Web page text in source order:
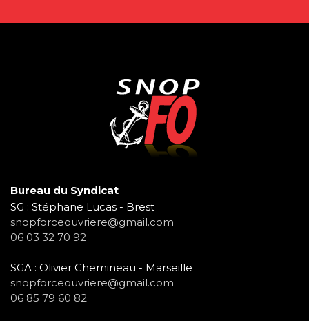
Bureau du Syndicat
SG : Stéphane Lucas - Brest
snopforceouvriere@gmail.com
06 03 32 70 92
SGA : Olivier Chemineau - Marseille
snopforceouvriere@gmail.com
06 85 79 60 82